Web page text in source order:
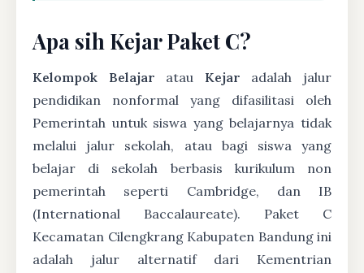
Apa sih Kejar Paket C?
Kelompok Belajar atau Kejar adalah jalur
pendidikan nonformal yang difasilitasi oleh
Pemerintah untuk siswa yang belajarnya tidak
melalui jalur sekolah, atau bagi siswa yang
belajar di sekolah berbasis kurikulum non
pemerintah seperti Cambridge, dan IB
(International Baccalaureate). Paket C
Kecamatan Cilengkrang Kabupaten Bandung ini
adalah jalur alternatif dari Kementrian